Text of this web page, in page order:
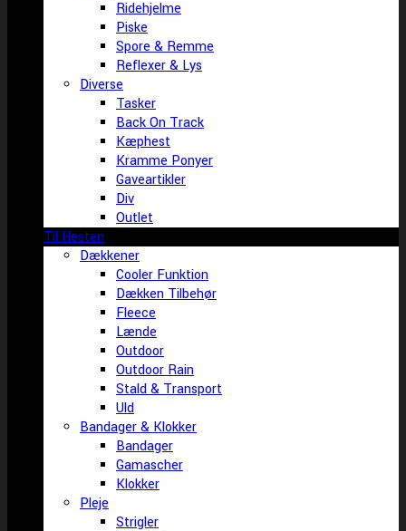
Ridehjelme
Piske
Spore & Remme
Reflexer & Lys
Diverse
Tasker
Back On Track
Kæphest
Kramme Ponyer
Gaveartikler
Div
Outlet
Til Hesten
Dækkener
Cooler Funktion
Dækken Tilbehør
Fleece
Lænde
Outdoor
Outdoor Rain
Stald & Transport
Uld
Bandager & Klokker
Bandager
Gamascher
Klokker
Pleje
Strigler